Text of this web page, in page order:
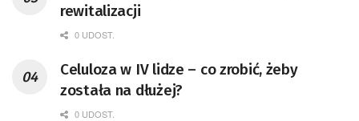
rewitalizacji
0 UDOST.
Celuloza w IV lidze – co zrobić, żeby
została na dłużej?
0 UDOST.